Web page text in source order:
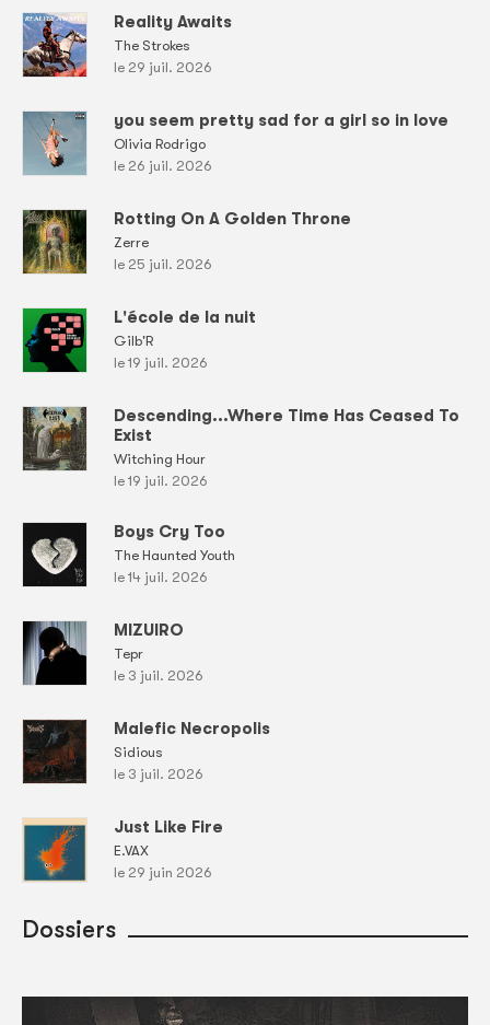
Reality Awaits
The Strokes
le 29 juil. 2026
you seem pretty sad for a girl so in love
Olivia Rodrigo
le 26 juil. 2026
Rotting On A Golden Throne
Zerre
le 25 juil. 2026
L'école de la nuit
Gilb'R
le 19 juil. 2026
Descending...Where Time Has Ceased To
Exist
Witching Hour
le 19 juil. 2026
Boys Cry Too
The Haunted Youth
le 14 juil. 2026
MIZUIRO
Tepr
le 3 juil. 2026
Malefic Necropolis
Sidious
le 3 juil. 2026
Just Like Fire
E.VAX
le 29 juin 2026
Dossiers